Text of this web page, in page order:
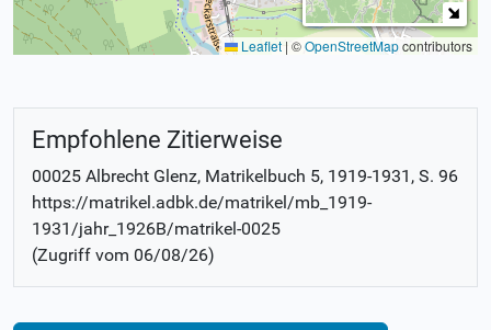
Leaflet | ©OpenStreetMapcontributors
Empfohlene Zitierweise
00025 Albrecht Glenz, Matrikelbuch 5, 1919-1931 , S. 96
https://matrikel.adbk.de/matrikel/mb_1919-
1931/jahr_1926B/matrikel-0025
(Zugriff vom 06/08/26)